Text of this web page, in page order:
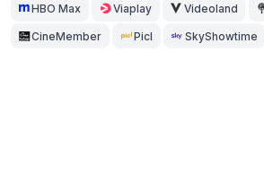
HBO Max Viaplay Videoland
CineMember Picl SkyShowtime